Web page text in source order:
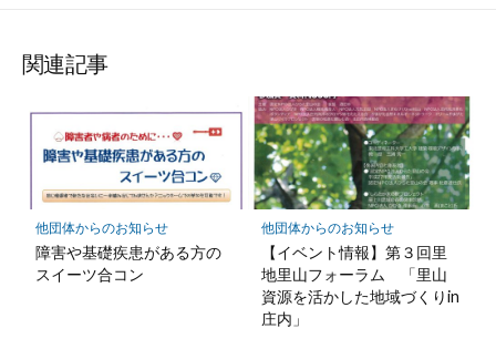
関連記事
他団体からのお知らせ
障害や基礎疾患がある方の
スイーツ合コン
他団体からのお知らせ
【イベント情報】第３回里
地里山フォーラム 「里山
資源を活かした地域づくりin
庄内」